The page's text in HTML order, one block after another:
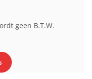
geen B.T.W.